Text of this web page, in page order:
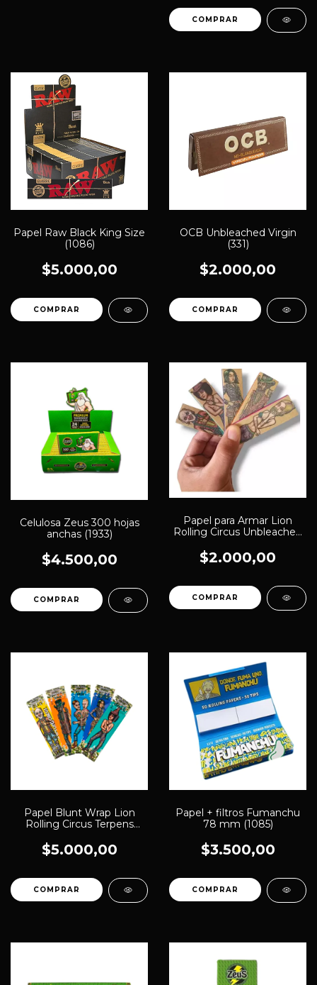
Papel Raw Black King Size
(1086)
$5.000,00
OCB Unbleached Virgin
(331)
$2.000,00
Celulosa Zeus 300 hojas
anchas (1933)
$4.500,00
Papel para Armar Lion
Rolling Circus Unbleached
$2.000,00
Papel Blunt Wrap Lion
Rolling Circus Terpens
$5.000,00
COMPRAR
Papel + filtros Fumanchu
78 mm (1085)
$3.500,00